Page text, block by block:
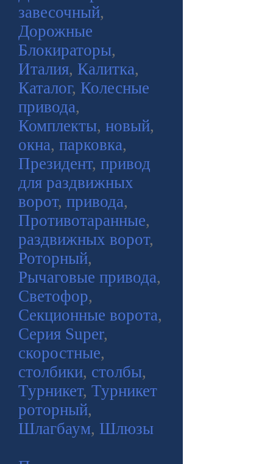
завесочный,
Дорожные
Блокираторы,
Италия, Калитка,
Каталог, Колесные
привода,
Комплекты, новый,
окна, парковка,
Президент, привод
для раздвижных
ворот, привода,
Противотаранные,
раздвижных ворот,
Роторный,
Рычаговые привода,
Светофор,
Секционные ворота,
Серия Super,
скоростные,
столбики, столбы,
Турникет, Турникет
роторный,
Шлагбаум, Шлюзы